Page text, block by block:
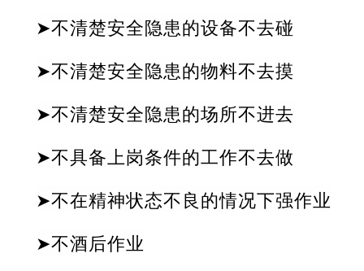
➤不清楚安全隐患的设备不去碰
➤不清楚安全隐患的物料不去摸
➤不清楚安全隐患的场所不进去
➤不具备上岗条件的工作不去做
➤不在精神状态不良的情况下强作业
➤不酒后作业